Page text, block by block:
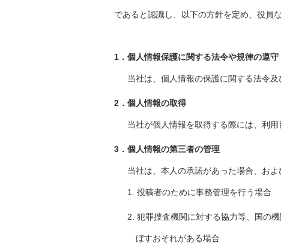
であると認識し、以下の方針を定め、役員
1．個人情報保護に関する法令や規律の遵守
当社は、個人情報の保護に関する法令
2．個人情報の取得
当社が個人情報を取得する際には、利
3．個人情報の第三者の管理
当社は、本人の承諾があった場合、お
1. 投稿者のために事務管理を行う場合
2. 犯罪捜査機関に対する協力等、国の
ぼすおそれがある場合